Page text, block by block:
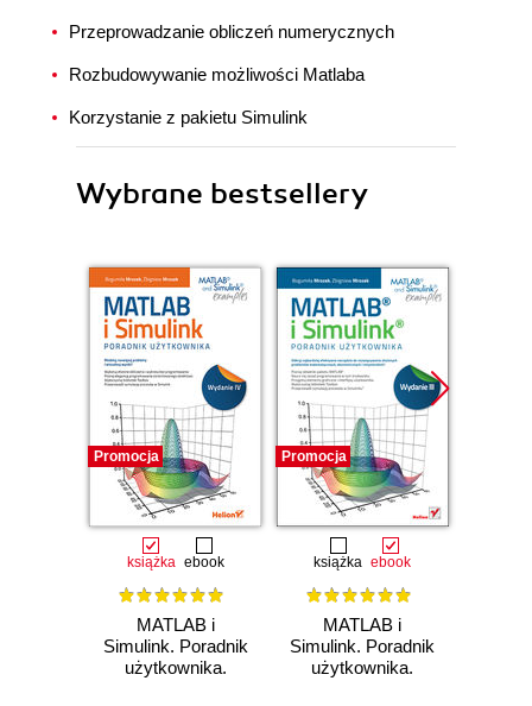
Przeprowadzanie obliczeń numerycznych
Rozbudowywanie możliwości Matlaba
Korzystanie z pakietu Simulink
Wybrane bestsellery
Promocja
książka ebook
MATLAB i
Simulink. Poradnik
użytkownika.
Promocja
książka ebook
MATLAB i
Simulink. Poradnik
użytkownika.